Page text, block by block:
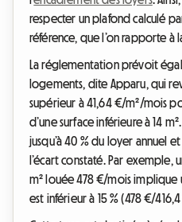
respecter un plafond calculé
référence, que l’on rapporte à
La réglementation prévoit
logements, dite Apparu, qui
supérieur à 41,64 €/m²/mois
d’une surface inférieure à 14
jusqu’à 40 % du loyer annuel
l’écart constaté. Par exemple,
m² louée 478 €/mois implique
est inférieur à 15 % (478 €/